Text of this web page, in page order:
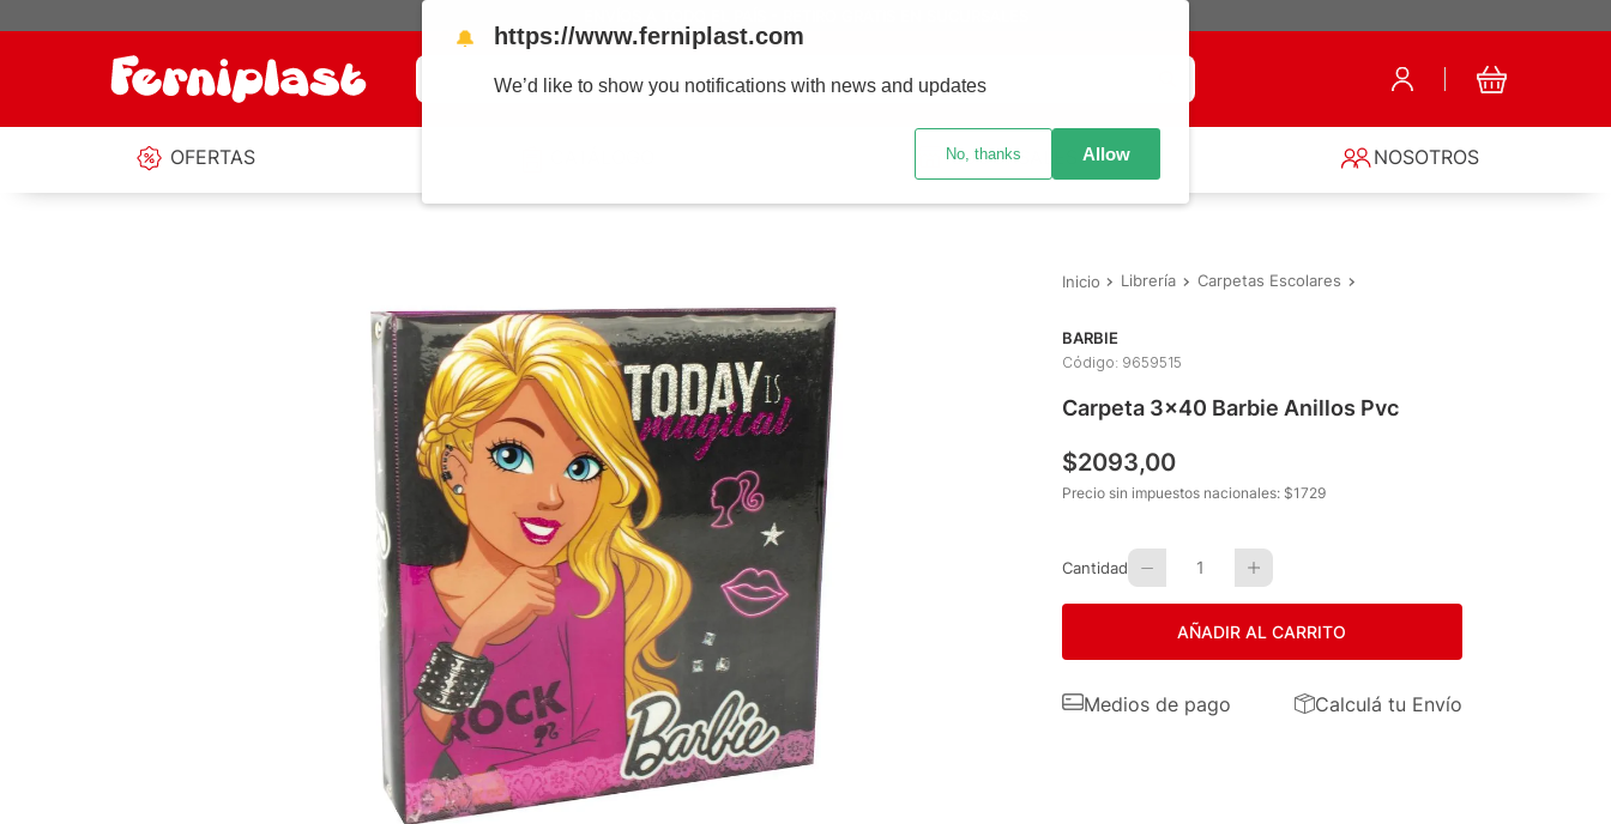
¿Qué estás buscando?
OFERTAS SUCURSALES NOSOTROS
Librería Carpetas Escolares
BARBIE
Código: 9659515
Carpeta 3x40 Barbie Anillos Pvc
$2093,00
Precio sin impuestos nacionales: $1729
Cantidad 1
AÑADIR AL CARRITO
Medios de pago Calculá tu Envío
🔔 https://www.ferniplast.com
We’d like to show you notifications with news and updates
No, thanks Allow